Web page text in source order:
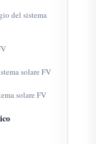
del sistema
solare FV
solare FV